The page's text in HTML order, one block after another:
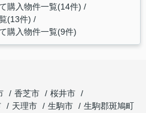
購入物件一覧(14件)
(13件)
購入物件一覧(9件)
香芝市
桜井市
天理市 生駒市
生駒郡斑鳩町